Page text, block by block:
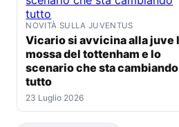
NOVITÀ SULLA JUVENTUS
Vicario si avvicina alla juve la
mossa del tottenham e lo
scenario che sta cambiando
tutto
23 Luglio 2026